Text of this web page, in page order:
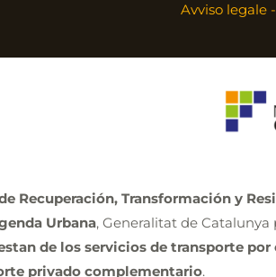
Avviso legale -
Recuperación, Transformación y
Urbana, Generalitat de Catalunya
de los servicios de transporte
privado complementario.